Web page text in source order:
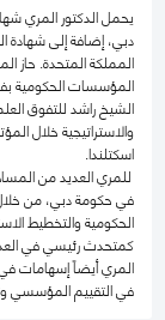
يحمل الدكتور المري
دبي، إضافة إلى شهادة
المملكة المتحدة.
المؤسسات الحكومية
والاستراتيجية خلال
اسكتلندا.
للمري العديد من
في حكومة دبي، من خلال
الحكومية والتخطيط
كمتحدث رئيسي في
المري أيضاً إسهامات
في التقييم المؤسسي